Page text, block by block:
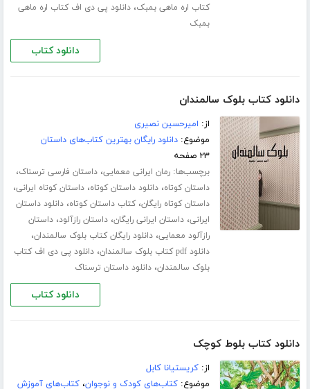
کتاب اره ماهی بمبک،دانلود پی دی اف کتاب اره ماهی
بمبک
دانلود کتاب
دانلود کتاب بلوک سالمندان
از: امیرحسین نصیری
موضوع:دانلود رایگان بهترین کتاب‌های داستان
۲۳ صفحه
برچسب‌ها:رمان ایرانی معمایی،داستان فارسی ترسناک،
داستان کوتاه،دانلود داستان کوتاه،داستان کوتاه ایرانی،
داستان کوتاه رایگان،کتاب داستان کوتاه،دانلود داستان
ایرانی،داستان ایرانی رایگان،داستان رازآلود،داستان
رازآلود معمایی،دانلود رایگان کتاب بلوک سالمندان،
دانلود pdf کتاب بلوک سالمندان ،دانلود پی دی اف کتاب
بلوک سالمندان،دانلود داستان ترسناک
دانلود کتاب
دانلود کتاب بلوط کوچک
از:کریستیانا کابل
موضوع:کتاب‌های کودک و نوجوان،کتاب‌های آموزش